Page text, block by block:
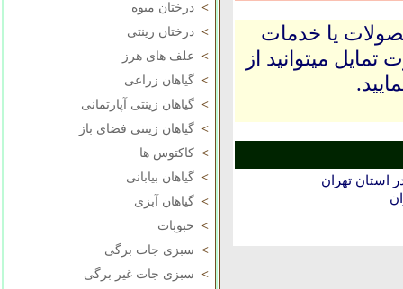
> درختان میوه
> درختان زینتی
> علف های هرز
> گیاهان زراعی
> گیاهان زینتی آپارتمانی
> گیاهان زینتی فضای باز
> کاکتوس ها
> گیاهان بیابانی
> گیاهان آبزی
> حبوبات
> سبزی جات برگی
> سبزی جات غیر برگی
یا خدمات
میتوانید از
استان تهران